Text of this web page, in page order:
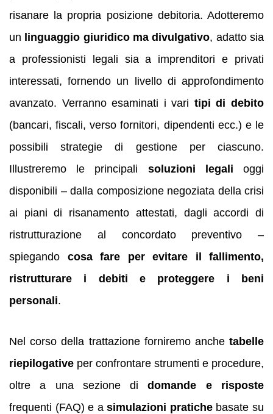
risanare la propria posizione debitoria. Adotteremo
un linguaggio giuridico ma divulgativo, adatto sia
a professionisti legali sia a imprenditori e privati
interessati, fornendo un livello di approfondimento
avanzato. Verranno esaminati i vari tipi di debito
(bancari, fiscali, verso fornitori, dipendenti ecc.) e le
possibili strategie di gestione per ciascuno.
Illustreremo le principali soluzioni legali oggi
disponibili – dalla composizione negoziata della crisi
ai piani di risanamento attestati, dagli accordi di
ristrutturazione al concordato preventivo –
spiegando cosa fare per evitare il fallimento,
ristrutturare i debiti e proteggere i beni
personali.
Nel corso della trattazione forniremo anche tabelle
riepilogative per confrontare strumenti e procedure,
oltre a una sezione didomande e risposte
frequenti (FAQ) e asimulazioni pratichebasate su